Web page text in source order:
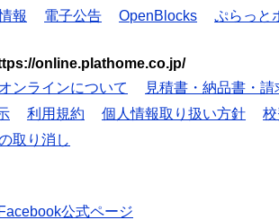
報 電子公告 OpenBlocks ぷらっと
online.plathome.co.jp/
ンラインについて 見積書・納品書・
利用規約 個人情報取り扱い方針
取り消し
Facebook公式ページ